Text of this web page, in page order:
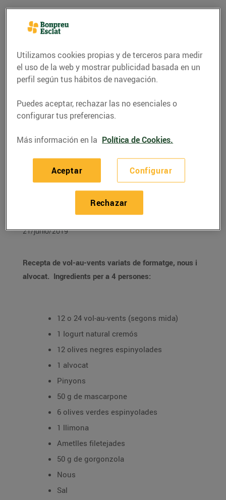
RECETAS
Recepta de vol-au-
vents variats de
formatge, nous i
alvocat
21/junio/2019
Recepta de vol-au-vents variats de formatge, nous i
alvocat. Ingredients per a 4 persones:
12 o 24 vol-au-vents (segons mida)
1 Iogurt natural cremós
12 olives negres espinyolades
1 alvocat
Pinyons
50 g de mascarpone
6 olives verdes espinyolades
1 llimona
Ametlles filetejades
50 g de gorgonzola
Nous
Sal
Utilizamos cookies propias y de terceros para medir
el uso de la web y mostrar publicidad basada en un
perfil según tus hábitos de navegación.
Puedes aceptar, rechazar las no esenciales o
configurar tus preferencias.
Más información en la Política de Cookies.
Configurar
Rechazar
Aceptar